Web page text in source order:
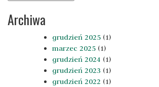
Archiwa
grudzień 2025 (1)
marzec 2025 (1)
grudzień 2024 (1)
grudzień 2023 (1)
grudzień 2022 (1)